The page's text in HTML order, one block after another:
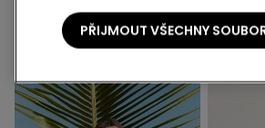
Mírnou Vycpávkou
Sparkling Touch Zlatá
399,00 Kč 249,00 Kč-38%
Touch
499,00 Kč
PŘIJMOUT VŠECHNY